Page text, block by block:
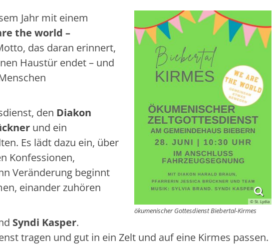
© St. Lydia
ökumenischer Gottesdienst Biebertal-Kirmes
Jahr mit einem
the world –
das daran erinnert,
Haustür endet – und
den Diakon
und ein
Es lädt dazu ein, über
Konfessionen,
Veränderung beginnt
einander zuhören
Syndi Kasper.
tragen und gut in ein Zelt und auf eine Kirmes passen.